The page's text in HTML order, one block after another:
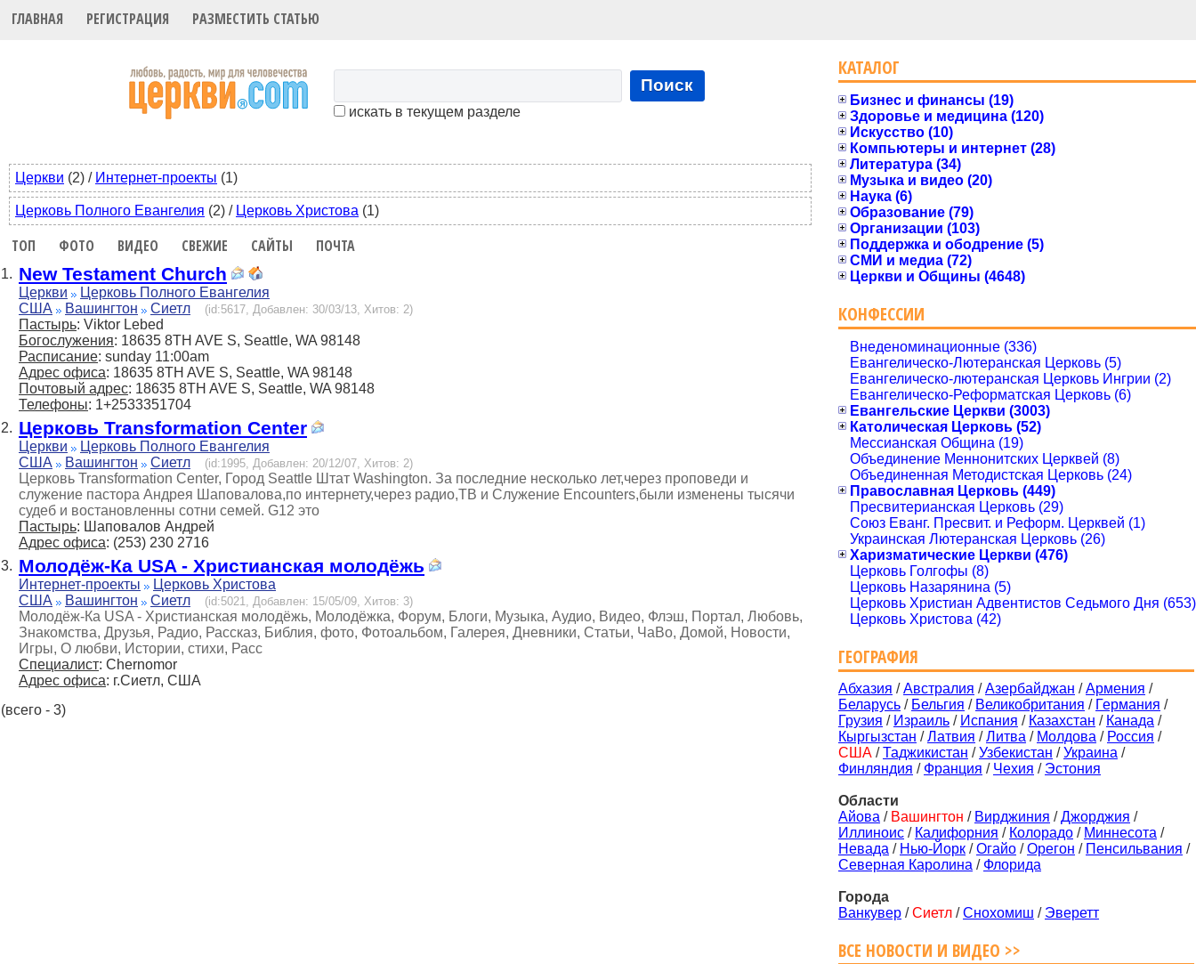
ГЛАВНАЯ РЕГИСТРАЦИЯ РАЗМЕСТИТЬ СТАТЬЮ
Поиск
искать в текущем разделе
Церкви (2) / Интернет-проекты (1)
Церковь Полного Евангелия (2) / Церковь Христова (1)
ТОП ФОТО ВИДЕО СВЕЖИЕ САЙТЫ ПОЧТА
1. New Testament Church
Церкви
Церковь Полного Евангелия
США
Вашингтон Сиетл (id:5617, Добавлен: 30/03/13, Хитов: 2)
Пастырь: Viktor Lebed
Богослужения: 18635 8TH AVE S, Seattle, WA 98148
Расписание: sunday 11:00am
Адрес офиса: 18635 8TH AVE S, Seattle, WA 98148
Почтовый адрес: 18635 8TH AVE S, Seattle, WA 98148
Телефоны: 1+2533351704
2. Церковь Transformation Center
Церкви
Церковь Полного Евангелия
США
Вашингтон Сиетл (id:1995, Добавлен: 20/12/07, Хитов: 2)
Церковь Transformation Center, Город Seattle Штат Washington. За последние несколько лет,через проповеди и
служение пастора Андрея Шаповалова,по интернету,через радио,ТВ и Служение Encounters,были изменены тысячи
судеб и востановленны сотни семей. G12 это
Пастырь: Шаповалов Андрей
Адрес офиса: (253) 230 2716
3. Молодёж-Ка USA - Христианская молодёжь
Интернет-проекты
Церковь Христова
США
Вашингтон Сиетл (id:5021, Добавлен: 15/05/09, Хитов: 3)
Молодёж-Ка USA - Христианская молодёжь, Молодёжка, Форум, Блоги, Музыка, Аудио, Видео, Флэш, Портал, Любовь,
Знакомства, Друзья, Радио, Рассказ, Библия, фото, Фотоальбом, Галерея, Дневники, Статьи, ЧаВо, Домой, Новости,
Игры, О любви, Истории, стихи, Расс
Специалист: Chernomor
Адрес офиса: г.Сиетл, США
(всего - 3)
КАТАЛОГ
Бизнес и финансы (19)
Здоровье и медицина (120)
Искусство (10)
Компьютеры и интернет (28)
Литература (34)
Музыка и видео (20)
Наука (6)
Образование (79)
Организации (103)
Поддержка и ободрение (5)
СМИ и медиа (72)
Церкви и Общины (4648)
КОНФЕССИИ
Внеденоминационные (336)
Евангелическо-Лютеранская Церковь (5)
Евангелическо-лютеранская Церковь Ингрии (2)
Евангелическо-Реформатская Церковь (6)
Евангельские Церкви (3003)
Католическая Церковь (52)
Мессианская Община (19)
Объединение Меннонитских Церквей (8)
Объединенная Методистская Церковь (24)
Православная Церковь (449)
Пресвитерианская Церковь (29)
Союз Еванг. Пресвит. и Реформ. Церквей (1)
Украинская Лютеранская Церковь (26)
Харизматические Церкви (476)
Церковь Голгофы (8)
Церковь Назарянина (5)
Церковь Христиан Адвентистов Седьмого Дня (653)
Церковь Христова (42)
ГЕОГРАФИЯ
Абхазия /Австралия /Азербайджан /Армения /
Беларусь / Бельгия / Великобритания / Германия /
Грузия / Израиль / Испания / Казахстан / Канада /
Кыргызстан /Латвия /Литва / Молдова / Россия /
США /Таджикистан /Узбекистан /Украина /
Финляндия / Франция / Чехия / Эстония
Области
Айова / Вашингтон / Вирджиния /Джорджия /
Иллиноис / Калифорния / Колорадо / Миннесота /
Невада / Нью-Йорк /Огайо /Орегон / Пенсильвания /
Северная Каролина / Флорида
Города
Ванкувер /Сиетл /Снохомиш / Эверетт
ВСЕ НОВОСТИ И ВИДЕО >>